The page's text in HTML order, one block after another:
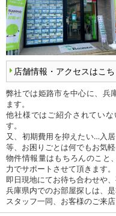
店舗情報・アクセスはこち
弊社では姫路市を中心に、兵
ます。
他社様ではご紹介されてい
す。
又、初期費用を抑えたい…入
等、お困りごとは何でもお気軽
物件情報量はもちろんのこと
力でサポートさせて頂きます。
即日現地にてお待ち合わせや
兵庫県内でのお部屋探しは、
スタッフ一同、お客様のご来